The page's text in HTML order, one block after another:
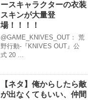
ースキャラクターの衣装
スキンが大量登
場！！！！
@GAME_KNIVES_OUT： 荒
野行動-『KNIVES OUT』公
式 20 …
【ネタ】俺からしたら敵
が出なくてもいい、仲間